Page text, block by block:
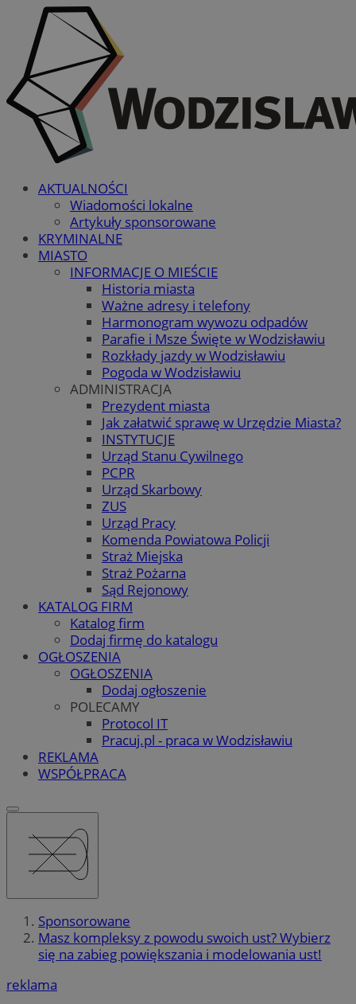
AKTUALNOŚCI
Wiadomości lokalne
Artykuły sponsorowane
KRYMINALNE
MIASTO
INFORMACJE O MIEŚCIE
Historia miasta
Ważne adresy i telefony
Harmonogram wywozu odpadów
Parafie i Msze Święte w Wodzisławiu
Rozkłady jazdy w Wodzisławiu
Pogoda w Wodzisławiu
ADMINISTRACJA
Prezydent miasta
Jak załatwić sprawę w Urzędzie Miasta?
INSTYTUCJE
Urząd Stanu Cywilnego
PCPR
Urząd Skarbowy
ZUS
Urząd Pracy
Komenda Powiatowa Policji
Straż Miejska
Straż Pożarna
Sąd Rejonowy
KATALOG FIRM
Katalog firm
Dodaj firmę do katalogu
OGŁOSZENIA
OGŁOSZENIA
Dodaj ogłoszenie
POLECAMY
Protocol IT
Pracuj.pl - praca w Wodzisławiu
REKLAMA
WSPÓŁPRACA
Sponsorowane
Masz kompleksy z powodu swoich ust? Wybierz
się na zabieg powiększania i modelowania ust!
reklama